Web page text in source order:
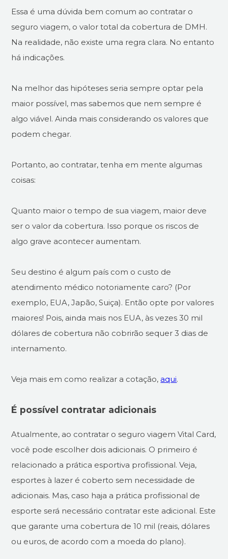
Essa é uma dúvida bem comum ao contratar o
seguro viagem, o valor total da cobertura de DMH.
Na realidade, não existe uma regra clara. No entanto
há indicações.
Na melhor das hipóteses seria sempre optar pela
maior possível, mas sabemos que nem sempre é
algo viável. Ainda mais considerando os valores que
podem chegar.
Portanto, ao contratar, tenha em mente algumas
coisas:
Quanto maior o tempo de sua viagem, maior deve
ser o valor da cobertura. Isso porque os riscos de
algo grave acontecer aumentam.
Seu destino é algum país com o custo de
atendimento médico notoriamente caro? (Por
exemplo, EUA, Japão, Suiça). Então opte por valores
maiores! Pois, ainda mais nos EUA, às vezes 30 mil
dólares de cobertura não cobrirão sequer 3 dias de
internamento.
Veja mais em como realizar a cotação, aqui.
É possível contratar adicionais
Atualmente, ao contratar o seguro viagem Vital Card,
você pode escolher dois adicionais. O primeiro é
relacionado a prática esportiva profissional. Veja,
esportes à lazer é coberto sem necessidade de
adicionais. Mas, caso haja a prática profissional de
esporte será necessário contratar este adicional. Este
que garante uma cobertura de 10 mil (reais, dólares
ou euros, de acordo com a moeda do plano).